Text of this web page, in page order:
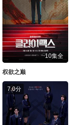
10集全
权欲之巅
7.0分